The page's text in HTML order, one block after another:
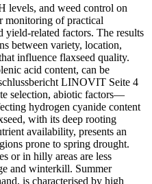
levels, and weed control on
monitoring of practical
yield-related factors. The results
between variety, location,
influence flaxseed quality.
acid content, can be
LINOVIT Seite 4
selection, abiotic factors—
hydrogen cyanide content
with its deep rooting
availability, presents an
prone to spring drought.
or in hilly areas are less
and winterkill. Summer
is characterised by high